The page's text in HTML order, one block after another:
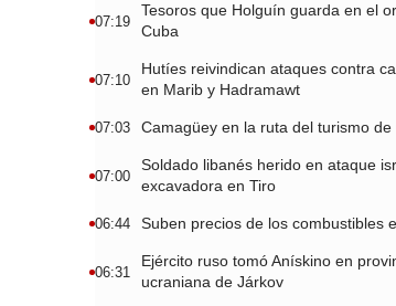
07:19
Tesoros que Holguín guarda en el
Cuba
07:10
Hutíes reivindican ataques contra
en Marib y Hadramawt
07:03 Camagüey en la ruta del turismo de
07:00
Soldado libanés herido en ataque
excavadora en Tiro
06:44 Suben precios de los combustibles
06:31
Ejército ruso tomó Anískino en
ucraniana de Járkov